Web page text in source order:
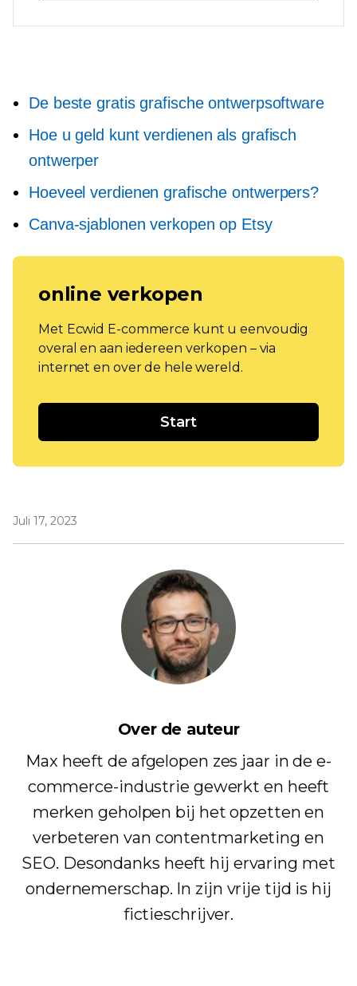
De beste gratis grafische ontwerpsoftware
Hoe u geld kunt verdienen als grafisch
ontwerper
Hoeveel verdienen grafische ontwerpers?
Canva-sjablonen verkopen op Etsy
online verkopen
Met Ecwid E-commerce kunt u eenvoudig
overal en aan iedereen verkopen – via
internet en over de hele wereld.
Start
Juli 17, 2023
Over de auteur
Max heeft de afgelopen zes jaar in de e-
commerce-industrie gewerkt en heeft
merken geholpen bij het opzetten en
verbeteren van contentmarketing en
SEO. Desondanks heeft hij ervaring met
ondernemerschap. In zijn vrije tijd is hij
fictieschrijver.